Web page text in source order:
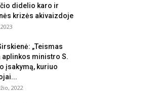
didelio karo ir
krizės akivaizdoje
„Teismas
aplinkos ministro S.
įsakymą, kuriuo
2022